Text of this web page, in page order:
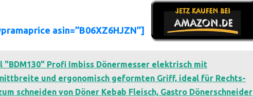
asin=”B06XZ6HJZN”]
"BDM130" Profi Imbiss Dönermesser elektrisch mit
und ergonomisch geformten Griff, ideal für Rechts-
schneiden von Döner Kebab Fleisch, Gastro Dönerschneider